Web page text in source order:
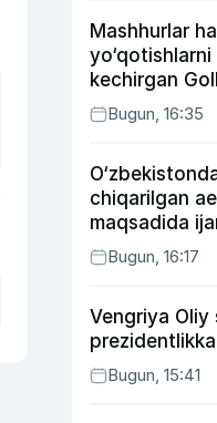
Mashhurlar
kechirgan
Bugun, 16:35
chiqarilgan
maqsadida
mumkin
Bugun, 16:17
Vengriya Oliy
Bugun, 15:41